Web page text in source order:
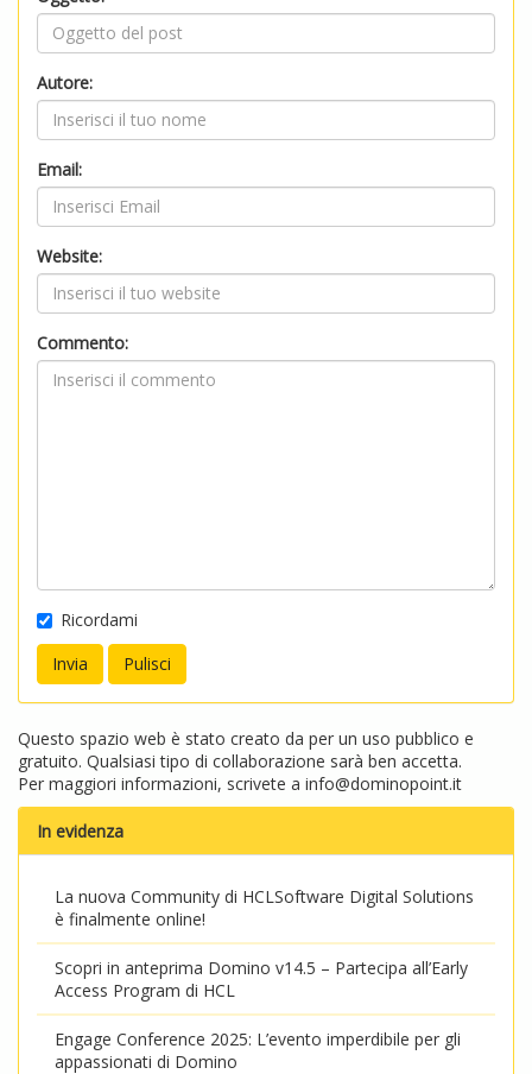
Autore:
Email:
Website:
Commento:
Ricordami
Questo spazio web è stato creato da per un uso pubblico e
gratuito. Qualsiasi tipo di collaborazione sarà ben accetta.
Per maggiori informazioni, scrivete a info@dominopoint.it
In evidenza
La nuova Community di HCLSoftware Digital Solutions
è finalmente online!
Scopri in anteprima Domino v14.5 – Partecipa all’Early
Access Program di HCL
Engage Conference 2025: L’evento imperdibile per gli
appassionati di Domino